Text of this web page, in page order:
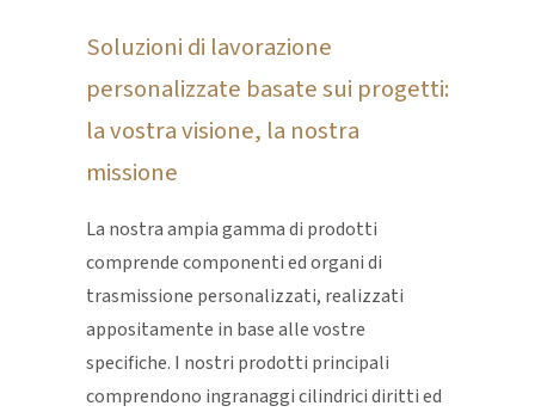
Soluzioni di lavorazione
personalizzate basate sui progetti:
la vostra visione, la nostra
missione
La nostra ampia gamma di prodotti
comprende componenti ed organi di
trasmissione personalizzati, realizzati
appositamente in base alle vostre
specifiche. I nostri prodotti principali
comprendono ingranaggi cilindrici diritti ed